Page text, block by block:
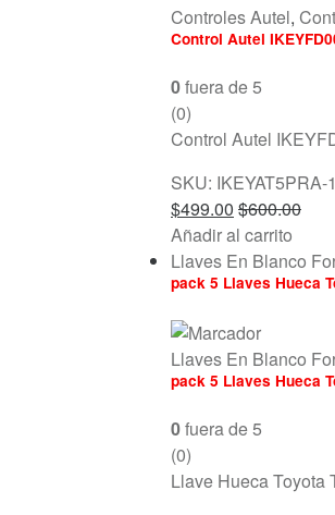
Controles Autel,
Control Autel
0fuera de 5
(0)
Control Autel
SKU: IKEYAT5PRA-
$499.00 $600.00
Añadir al carrito
Llaves En Blanco
pack 5 Llaves Hueca
Llaves En Blanco
pack 5 Llaves Hueca
0fuera de 5
(0)
Llave Hueca Toyota